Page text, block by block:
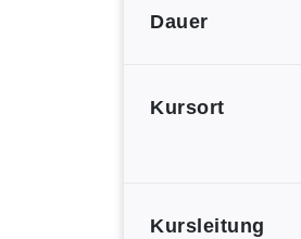
Dauer
Kursort
Kursleitung